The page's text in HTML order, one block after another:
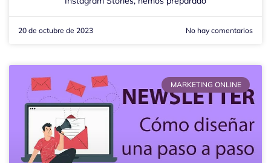
20 de octubre de 2023 No hay comentarios
MARKETING ONLINE